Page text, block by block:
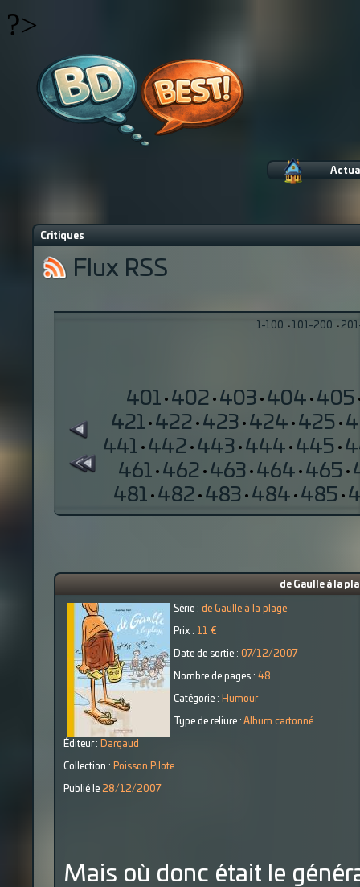
?>
Critiques
Flux RSS
1-100 · 101-200 ·
401 · 402 · 403 · 404 · 405
421 · 422 · 423 · 424 · 425 ·
441 · 442 · 443 · 444 · 445 ·
461 · 462 · 463 · 464 · 465 ·
481 · 482 · 483 · 484 · 485 ·
de Gaulle à la
Série : de Gaulle à la plage
Prix : 11 €
Date de sortie : 07/12/2007
Nombre de pages : 48
Catégorie : Humour
Type de reliure : Album cartonné
Éditeur : Dargaud
Collection : Poisson Pilote
Publié le 28/12/2007
Mais où donc était le